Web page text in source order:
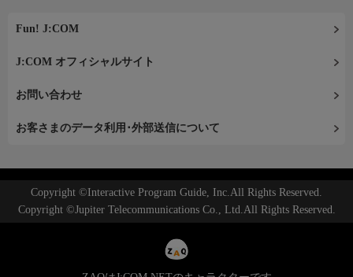
Fun! J:COM
J:COM オフィシャルサイト
お問い合わせ
お客さまのデータ利用･外部送信について
Copyright ©Interactive Program Guide, Inc.All Rights Reserved.
Copyright ©Jupiter Telecommunications Co., Ltd.All Rights Reserved.